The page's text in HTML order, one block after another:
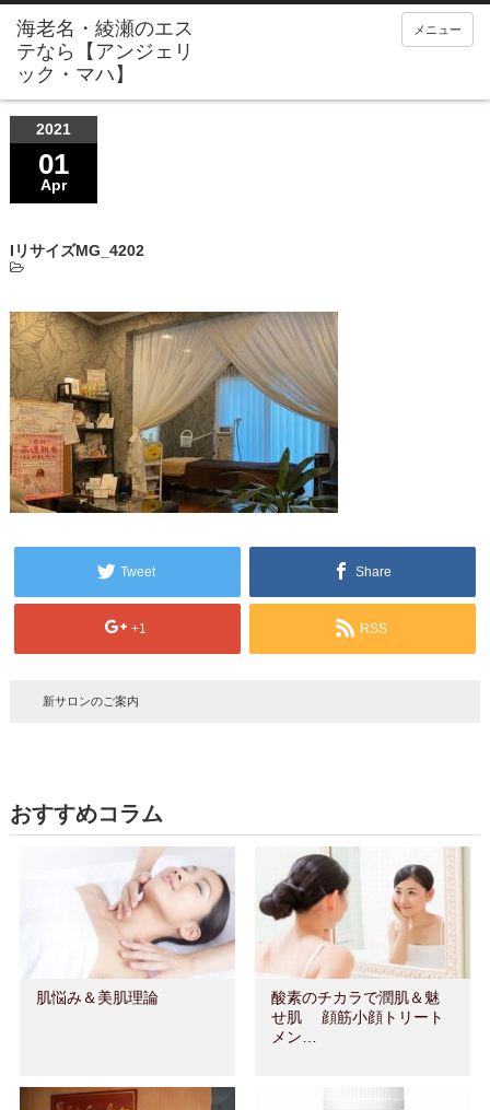
メニュー
2021
01
Apr
IリサイズMG_4202
Tweet Share
+1 RSS
新サロンのご案内
おすすめコラム
肌悩み＆美肌理論
酸素のチカラで潤肌＆魅
せ肌 顔筋小顔トリート
メン…